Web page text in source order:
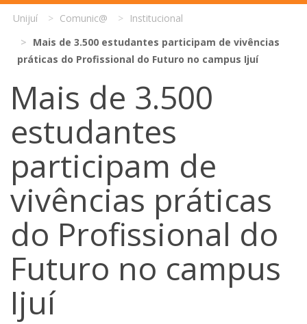
Unijuí Comunic@
Institucional
Mais de 3.500 estudantes participam de vivências
práticas do Profissional do Futuro no campus Ijuí
Mais de 3.500
estudantes
participam de
vivências práticas
do Profissional do
Futuro no campus
Ijuí